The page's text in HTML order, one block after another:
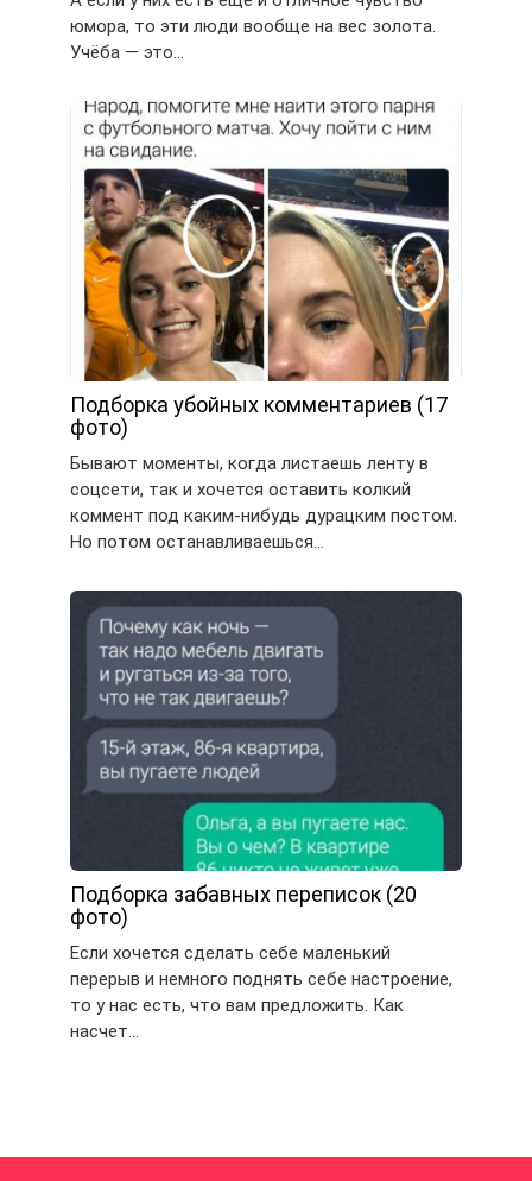
юмора, то эти люди вообще на вес золота.
Учёба — это…
Подборка убойных комментариев (17
фото)
Бывают моменты, когда листаешь ленту в
соцсети, так и хочется оставить колкий
коммент под каким-нибудь дурацким постом.
Но потом останавливаешься…
Подборка забавных переписок (20
фото)
Если хочется сделать себе маленький
перерыв и немного поднять себе настроение,
то у нас есть, что вам предложить. Как
насчет…